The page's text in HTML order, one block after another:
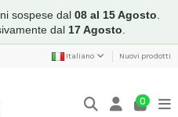
sospese dal 08 al 15 Agosto
dal 17 Agosto
Italiano Nuovi prodotti
0